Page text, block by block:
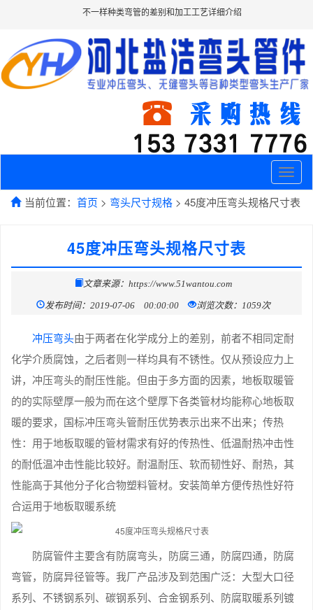
不一样种类弯管的差别和加工工艺详细介绍
Toggle
当前位置： 首页 > 弯头尺寸规格 > 45度冲压弯头规格尺寸表
45度冲压弯头规格尺寸表
文章来源：https://www.51wantou.com
发布时间：2019-07-06 00:00:00 浏览次数：1059次
冲压弯头由于两者在化学成分上的差别，前者不相同定耐
化学介质腐蚀，之后者则一样均具有不锈性。仅从预设应力上
讲，冲压弯头的耐压性能。但由于多方面的因素，地板取暖管
的的实际壁厚一般为而在这个壁厚下各类管材均能称心地板取
暖的要求，国标冲压弯头管耐压优势表示出来不出来；传热
性：用于地板取暖的管材需求有好的传热性、低温耐热冲击性
的耐低温冲击性能比较好。耐温耐压、软而韧性好、耐热，其
性能高于其他分子化合物塑料管材。安装简单方便传热性好符
合运用于地板取暖系统
防腐管件主要含有防腐弯头，防腐三通，防腐四通，防腐
弯管，防腐异径管等。我厂产品涉及到范围广泛：大型大口径
系列、不锈钢系列、碳钢系列、合金钢系列、防腐取暖系列镀